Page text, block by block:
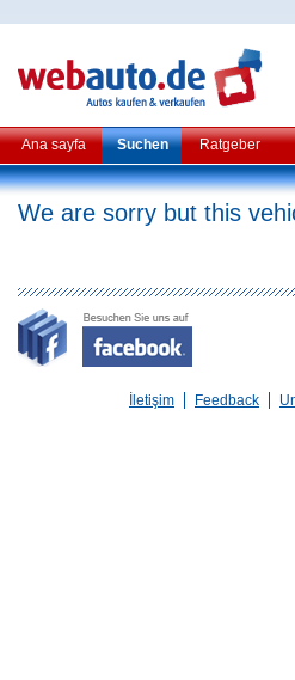
Ana sayfa Suchen Ratgeber
We are sorry but this
İletişim Feedback